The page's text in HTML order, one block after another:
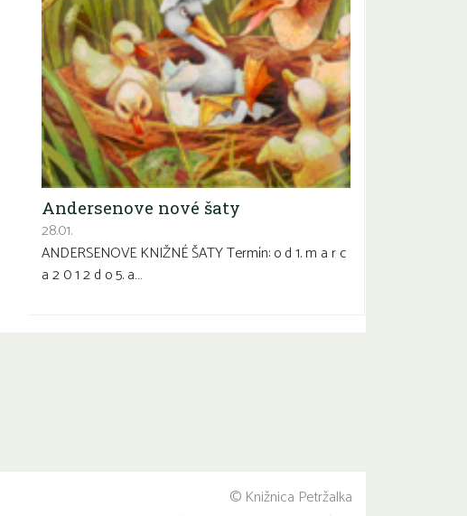
Andersenove nové šaty
28.01.
ANDERSENOVE KNIŽNÉ ŠATY Termín: o d 1. m a r c
a 2 0 1 2 d o 5. a…
© Knižnica Petržalka